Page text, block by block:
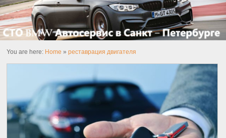
You are here: Home »реставрация двигателя